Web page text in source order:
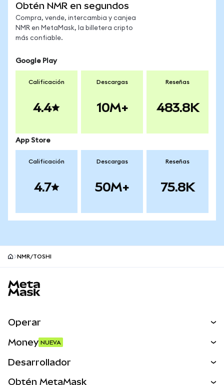
Obtén NMR en segundos
Compra, vende, intercambia y canjea
NMR en MetaMask, la billetera cripto
más confiable.
Google Play
Calificación
4.4
Descargas
10M+
Reseñas
483.8K
App Store
Calificación
4.7
Descargas
50M+
Reseñas
75.8K
NMR/TOSHI
Operar
Money NUEVA
Desarrollador
Obtén MetaMask